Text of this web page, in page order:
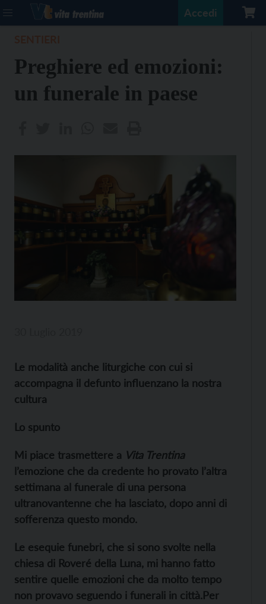
Accedi
Preghiere ed emozioni:
un funerale in paese
Le modalità anche liturgiche con cui si
accompagna il defunto influenzano la nostra
cultura
Lo spunto
Mi piace trasmettere a Vita Trentina
l’emozione che da credente ho provato l’altra
settimana al funerale di una persona
ultranovantenne che ha lasciato, dopo anni di
sofferenza questo mondo.
Le esequie funebri, che si sono svolte nella
chiesa di Roveré della Luna, mi hanno fatto
sentire quelle emozioni che da molto tempo
non provavo seguendo i funerali in città.Per